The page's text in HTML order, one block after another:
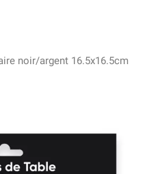
noir/argent 16.5x16.5cm